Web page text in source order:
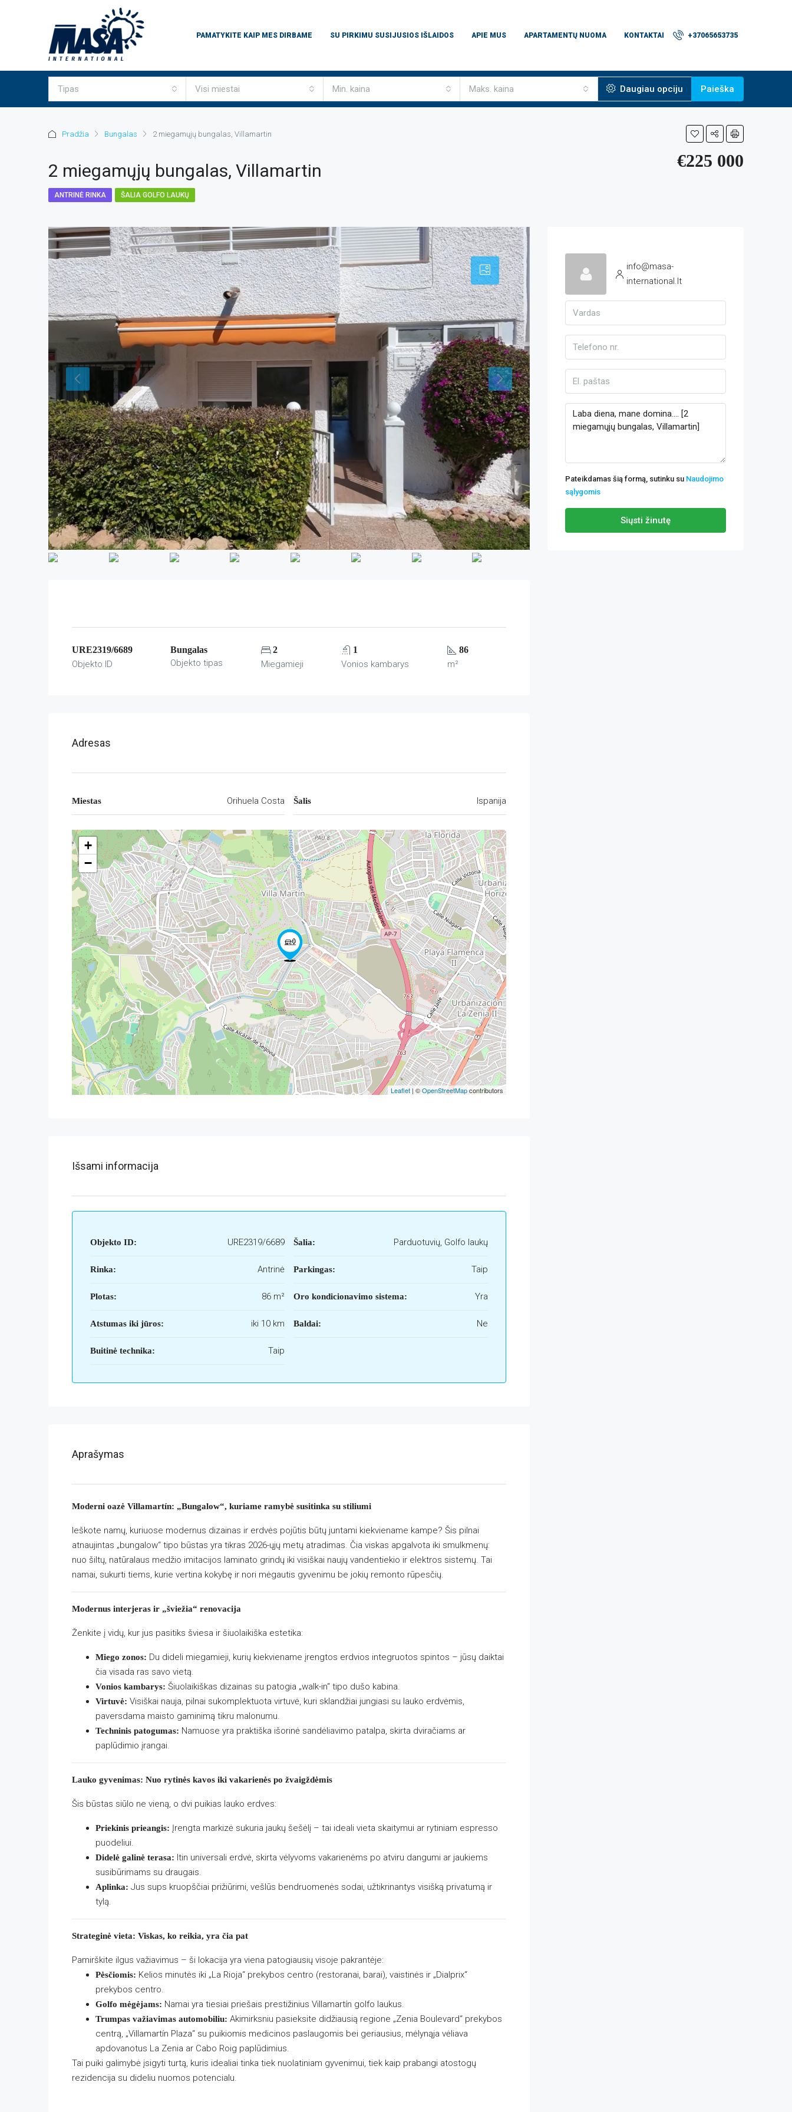
PAMATYKITE KAIP MES DIRBAME SU PIRKIMU SUSIJUSIOS IŠLAIDOS APIE MUS APARTAMENTŲ NUOMA KONTAKTAI +37065653735
Tipas Visi miestai Min. kaina Maks. kaina Daugiau opciju Paieška
Pradžia Bungalas 2 miegamųjų bungalas, Villamartin
2 miegamųjų bungalas, Villamartin €225 000
ANTRINĖ RINKA ŠALIA GOLFO LAUKŲ
URE2319/6689
Objekto ID
Bungalas
Objekto tipas
2
Miegamieji
1
Vonios kambarys
86
m²
Adresas
Miestas Orihuela Costa Šalis Ispanija
+
−
Leaflet | ©OpenStreetMapcontributors
Išsami informacija
Objekto ID: URE2319/6689
Rinka: Antrinė
Plotas: 86 m²
Atstumas iki jūros: iki 10 km
Buitinė technika: Taip
Šalia: Parduotuvių, Golfo laukų
Parkingas: Taip
Oro kondicionavimo sistema: Yra
Baldai: Ne
Aprašymas
Moderni oazė Villamartín: „Bungalow“, kuriame ramybė susitinka su stiliumi
Ieškote namų, kuriuose modernus dizainas ir erdvės pojūtis būtų juntami kiekviename kampe? Šis pilnai
atnaujintas „bungalow“ tipo būstas yra tikras 2026-ųjų metų atradimas. Čia viskas apgalvota iki smulkmenų:
nuo šiltų, natūralaus medžio imitacijos laminato grindų iki visiškai naujų vandentiekio ir elektros sistemų. Tai
namai, sukurti tiems, kurie vertina kokybę ir nori mėgautis gyvenimu be jokių remonto rūpesčių.
Modernus interjeras ir „šviežia“ renovacija
Ženkite į vidų, kur jus pasitiks šviesa ir šiuolaikiška estetika:
Miego zonos: Du dideli miegamieji, kurių kiekviename įrengtos erdvios integruotos spintos – jūsų daiktai
čia visada ras savo vietą.
Vonios kambarys: Šiuolaikiškas dizainas su patogia „walk-in“ tipo dušo kabina.
Virtuvė: Visiškai nauja, pilnai sukomplektuota virtuvė, kuri sklandžiai jungiasi su lauko erdvėmis,
paversdama maisto gaminimą tikru malonumu.
Techninis patogumas: Namuose yra praktiška išorinė sandėliavimo patalpa, skirta dviračiams ar
paplūdimio įrangai.
Lauko gyvenimas: Nuo rytinės kavos iki vakarienės po žvaigždėmis
Šis būstas siūlo ne vieną, o dvi puikias lauko erdves:
Priekinis prieangis: Įrengta markizė sukuria jaukų šešėlį – tai ideali vieta skaitymui ar rytiniam espresso
puodeliui.
Didelė galinė terasa: Itin universali erdvė, skirta vėlyvoms vakarienėms po atviru dangumi ar jaukiems
susibūrimams su draugais.
Aplinka: Jus sups kruopščiai prižiūrimi, vešlūs bendruomenės sodai, užtikrinantys visišką privatumą ir
tylą.
Strateginė vieta: Viskas, ko reikia, yra čia pat
Pamirškite ilgus važiavimus – ši lokacija yra viena patogiausių visoje pakrantėje:
Pėsčiomis: Kelios minutės iki „La Rioja“ prekybos centro (restoranai, barai), vaistinės ir „Dialprix“
prekybos centro.
Golfo mėgėjams: Namai yra tiesiai priešais prestižinius Villamartín golfo laukus.
Trumpas važiavimas automobiliu: Akimirksniu pasieksite didžiausią regione „Zenia Boulevard“ prekybos
centrą, „Villamartín Plaza“ su puikiomis medicinos paslaugomis bei geriausius, mėlynąja vėliava
apdovanotus La Zenia ar Cabo Roig paplūdimius.
Tai puiki galimybė įsigyti turtą, kuris idealiai tinka tiek nuolatiniam gyvenimui, tiek kaip prabangi atostogų
rezidencija su dideliu nuomos potencialu.
info@masa-
international.lt
Pateikdamas šią formą, sutinku su Naudojimo
sąlygomis
Siųsti žinutę